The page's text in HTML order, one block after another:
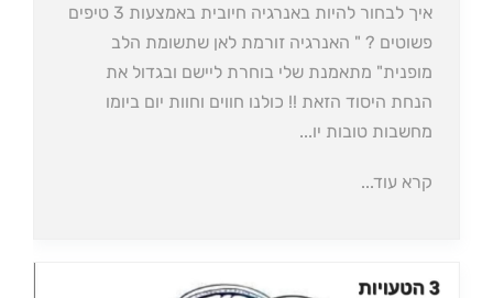
איך לבחור להיות באנרגיה חיובית באמצעות 3 טיפים
פשוטים ? " האנרגיה זורמת לאן שתשומת הלב
מופנית" מתאמנת שלי בוחרת ליישם ובגדול את
הנחת היסוד הזאת !! כולנו חווים וחוות יום ביומו
מחשבות טובות יו...
קרא עוד...